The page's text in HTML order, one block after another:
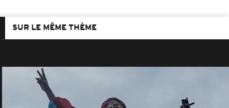
SUR LE MÊME THÈME